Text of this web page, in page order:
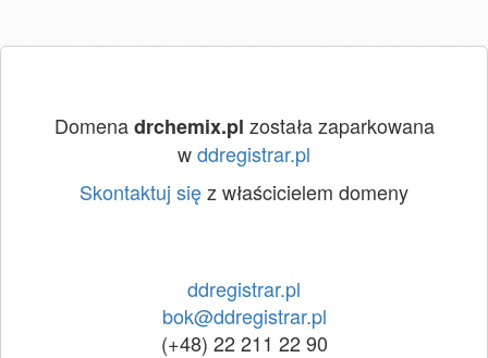
Domenadrchemix.pl została zaparkowana
wddregistrar.pl
Skontaktuj sięz właścicielem domeny
ddregistrar.pl
bok@ddregistrar.pl
(+48) 22 211 22 90